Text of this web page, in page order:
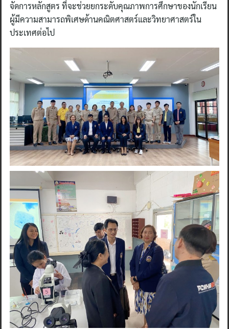
จัดการหลักสูตร ที่จะช่วยยกระดับคุณภาพการศึกษาของนักเรียน
ผู้มีความสามารถพิเศษด้านคณิตศาสตร์และวิทยาศาสตร์ใน
ประเทศต่อไป